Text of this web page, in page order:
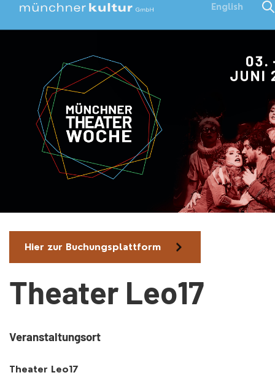
English
Hier zur Buchungsplattform
Theater Leo17
Veranstaltungsort
Theater Leo17